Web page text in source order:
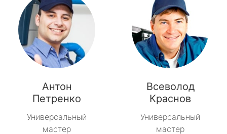
Антон
Петренко
Универсальный
мастер
Всеволод
Краснов
Универсальный
мастер